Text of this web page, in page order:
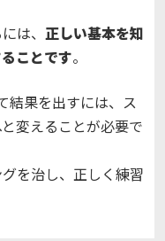
は、 正しい基本を知
ことです。
結果を出すには、ス
変えることが必要で
を治し、正しく練習